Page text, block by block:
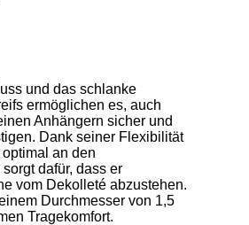
und das schlanke
ermöglichen es, auch
Anhängern sicher und
Dank seiner Flexibilität
an den
dafür, dass er
vom Dekolleté abzustehen.
Durchmesser von 1,5
Tragekomfort.